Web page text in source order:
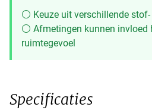
⚪ Keuze uit verschillende
⚪ Afmetingen kunnen invloed
ruimtegevoel
Specificaties